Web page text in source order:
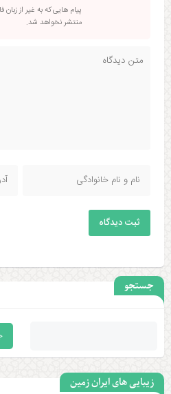
پیام هایی که به غیر از
منتشر نخواهد شد.
ثبت دیدگاه
جستجو
زیبایی های ایران زمین